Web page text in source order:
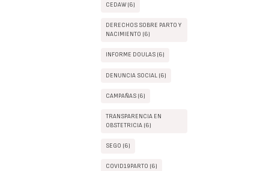
CEDAW (6)
DERECHOS SOBRE PARTO Y
NACIMIENTO (6)
INFORME DOULAS (6)
DENUNCIA SOCIAL (6)
CAMPAÑAS (6)
TRANSPARENCIA EN
OBSTETRICIA (6)
SEGO (6)
COVID19PARTO (6)